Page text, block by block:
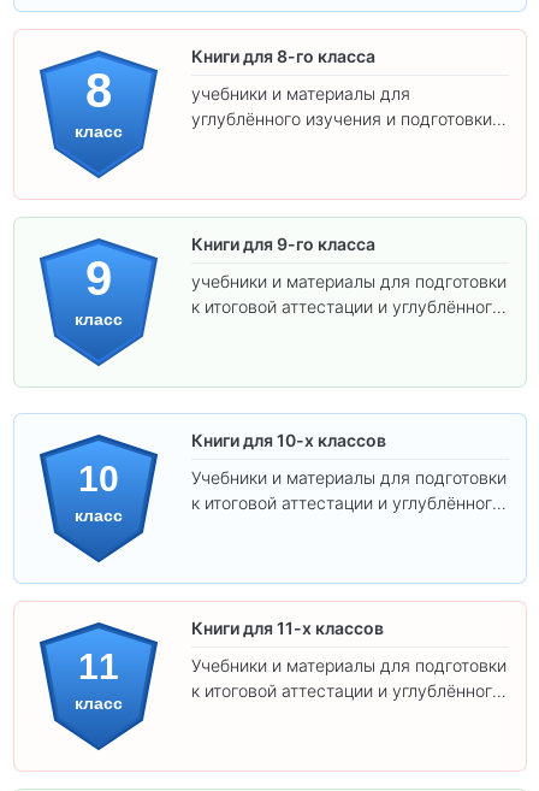
8
класс
Книги для 8-го класса
учебники и материалы для
углублённого изучения и подготовки к
9
класс
Книги для 9-го класса
учебники и материалы для подготовки
к итоговой аттестации и углублённого
10
класс
Книги для 10-х классов
Учебники и материалы для подготовки
к итоговой аттестации и углублённого
11
класс
Книги для 11-х классов
Учебники и материалы для подготовки
к итоговой аттестации и углублённого